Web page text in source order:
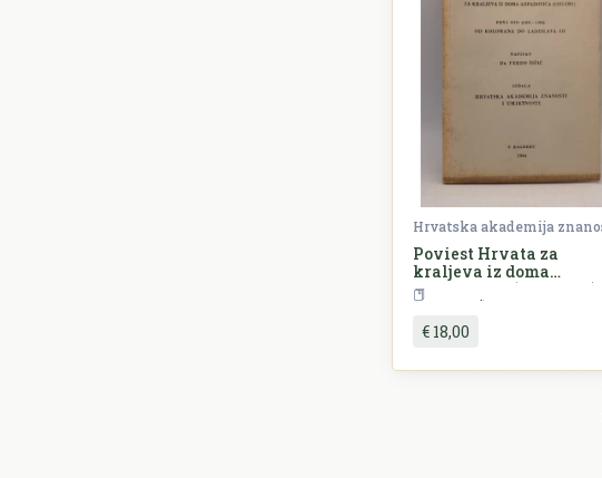
Poviest Hrvata za
kraljeva iz doma
Arpadovića (1102-1301) I.
(1102-1205) od Kolomana
do Ladislava III
€ 18,00